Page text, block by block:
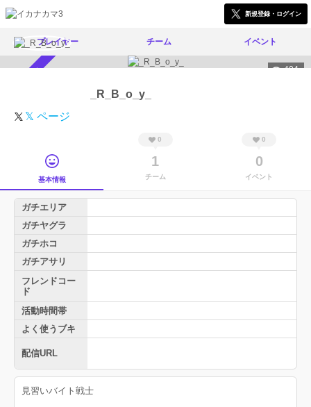
新規登録・ログイン
プレイヤー チーム イベント
404
_R_B_o_y_
𝕏 ページ
基本情報
0
1
チーム
0
0
イベント
ガチエリア
ガチヤグラ
ガチホコ
ガチアサリ
フレンドコー
ド
活動時間帯
よく使うブキ
配信URL
見習いバイト戦士